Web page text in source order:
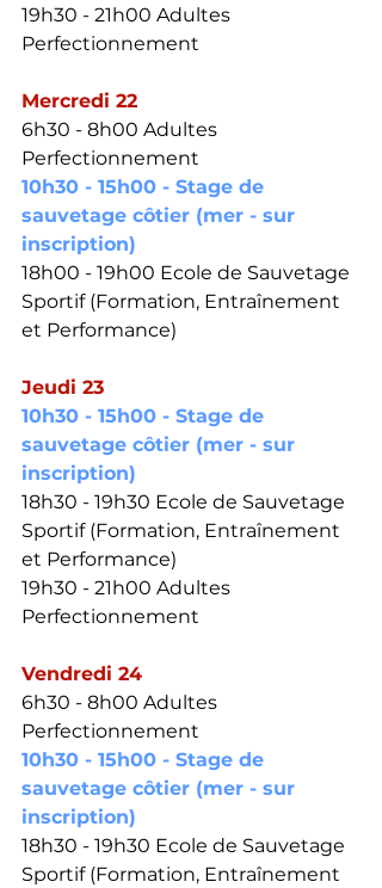
19h30 - 21h00 Adultes
Perfectionnement
Mercredi 22
6h30 - 8h00 Adultes
Perfectionnement
10h30 - 15h00 - Stage de
sauvetage côtier (mer - sur
inscription)
18h00 - 19h00 Ecole de Sauvetage
Sportif (Formation, Entraînement
et Performance)
Jeudi 23
10h30 - 15h00 - Stage de
sauvetage côtier (mer - sur
inscription)
18h30 - 19h30 Ecole de Sauvetage
Sportif (Formation, Entraînement
et Performance)
19h30 - 21h00 Adultes
Perfectionnement
Vendredi 24
6h30 - 8h00 Adultes
Perfectionnement
10h30 - 15h00 - Stage de
sauvetage côtier (mer - sur
inscription)
18h30 - 19h30 Ecole de Sauvetage
Sportif (Formation, Entraînement